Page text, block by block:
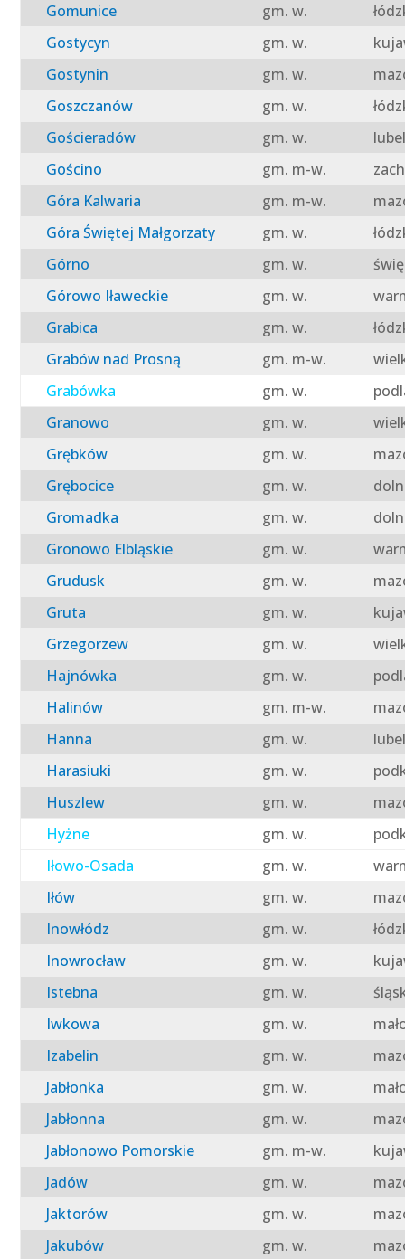
Gomunice
gm. w.
Gostycyn
gm. w.
Gostynin
gm. w.
Goszczanów
gm. w.
Gościeradów
gm. w.
Gościno
gm. m-w.
Góra Kalwaria
gm. m-w.
Góra Świętej Małgorzaty
gm. w.
Górno
gm. w.
Górowo Iławeckie
gm. w.
Grabica
gm. w.
Grabów nad Prosną
gm. m-w.
Grabówka
gm. w.
Granowo
gm. w.
Grębków
gm. w.
Grębocice
gm. w.
Gromadka
gm. w.
Gronowo Elbląskie
gm. w.
Grudusk
gm. w.
Gruta
gm. w.
Grzegorzew
gm. w.
Hajnówka
gm. w.
Halinów
gm. m-w.
Hanna
gm. w.
Harasiuki
gm. w.
Huszlew
gm. w.
Hyżne
gm. w.
Iłowo-Osada
gm. w.
Iłów
gm. w.
Inowłódz
gm. w.
Inowrocław
gm. w.
Istebna
gm. w.
Iwkowa
gm. w.
Izabelin
gm. w.
Jabłonka
gm. w.
Jabłonna
gm. w.
Jabłonowo Pomorskie
gm. m-w.
Jadów
gm. w.
Jaktorów
gm. w.
Jakubów
gm. w.